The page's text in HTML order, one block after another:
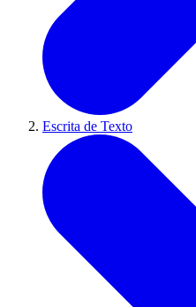
Escrita de Texto